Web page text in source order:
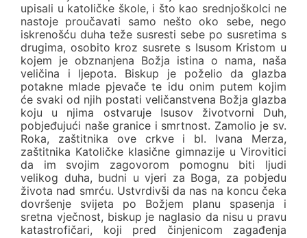
upisali u katoličke škole, i što kao srednjoškolci ne
nastoje proučavati samo nešto oko sebe, nego
iskrenošću duha teže susresti sebe po susretima s
drugima, osobito kroz susrete s Isusom Kristom u
kojem je obznanjena Božja istina o nama, naša
veličina i ljepota. Biskup je poželio da glazba
potakne mlade pjevače te idu onim putem kojim
će svaki od njih postati veličanstvena Božja glazba
koju u njima ostvaruje Isusov životvorni Duh,
pobjeđujući naše granice i smrtnost. Zamolio je sv.
Roka, zaštitnika ove crkve i bl. Ivana Merza,
zaštitnika Katoličke klasične gimnazije u Virovitici
da im svojim zagovorom pomognu biti ljudi
velikog duha, budni u vjeri za Boga, za pobjedu
života nad smrću. Ustvrdivši da nas na koncu čeka
dovršenje svijeta po Božjem planu spasenja i
sretna vječnost, biskup je naglasio da nisu u pravu
katastrofičari, koji pred činjenicom zagađenja